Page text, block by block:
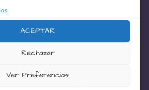
ACEPTAR
Rechazar
Ver Preferencias
este